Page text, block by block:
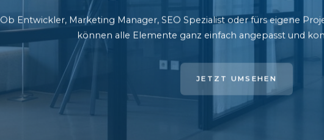
Ob Entwickler, Marketing Manager, SEO Spezialist oder fürs eigene
können alle Elemente ganz einfach angepasst und
JETZT UMSEHEN